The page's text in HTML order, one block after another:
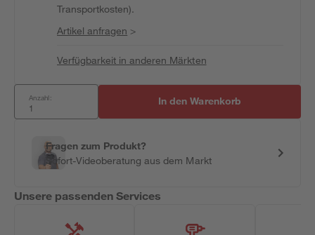
Transportkosten).
Artikel anfragen >
Verfügbarkeit in anderen Märkten
Anzahl: In den Warenkorb
Fragen zum Produkt?
Sofort-Videoberatung aus dem Markt
Unsere passenden Services